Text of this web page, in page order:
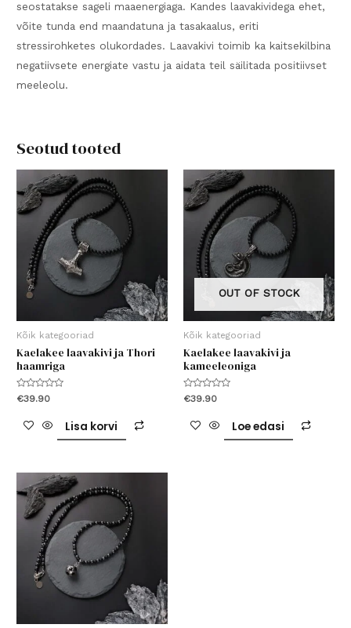
seostatakse sageli maaenergiaga. Kandes laavakividega ehet,
võite tunda end maandatuna ja tasakaalus, eriti
stressirohketes olukordades. Laavakivi toimib ka kaitsekilbina
negatiivsete energiate vastu ja aidata teil säilitada positiivset
meeleolu.
Seotud tooted
Kõik kategooriad
Kaelakee laavakivi ja Thori
haamriga
Hinnanguga
0
€39.90
Lisa korvi
OUT OF STOCK
Kõik kategooriad
Kaelakee laavakivi ja
kameeleoniga
Hinnanguga
0
€39.90
Loe edasi